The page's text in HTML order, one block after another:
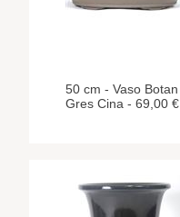
50 cm - Vaso Botan
Gres Cina - 69,00 €